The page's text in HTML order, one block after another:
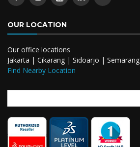
OUR LOCATION
Our office locations
Jakarta | Cikarang | Sidoarjo | Semarang
Find Nearby Location